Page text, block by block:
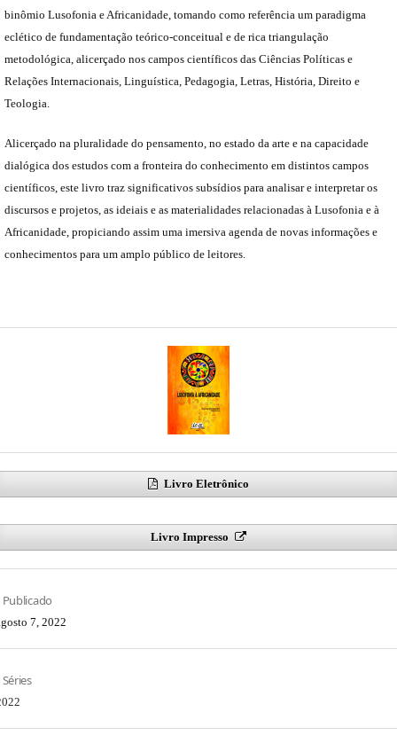
binômio Lusofonia e Africanidade, tomando como referência um paradigma
eclético de fundamentação teórico-conceitual e de rica triangulação
metodológica, alicerçado nos campos científicos das Ciências Políticas e
Relações Internacionais, Linguística, Pedagogia, Letras, História, Direito e
Teologia.
Alicerçado na pluralidade do pensamento, no estado da arte e na capacidade
dialógica dos estudos com a fronteira do conhecimento em distintos campos
científicos, este livro traz significativos subsídios para analisar e interpretar os
discursos e projetos, as ideiais e as materialidades relacionadas à Lusofonia e à
Africanidade, propiciando assim uma imersiva agenda de novas informações e
conhecimentos para um amplo público de leitores.
Livro Eletrônico
Livro Impresso
Publicado
7, 2022
Séries